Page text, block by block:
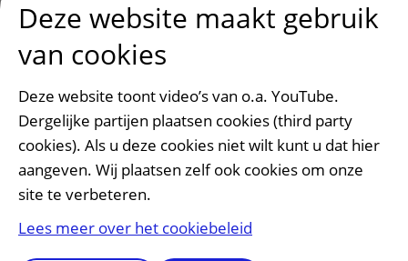
Research technologies
Verwijzers
Mijn patiënt verwijzen
Teleconsult aanvragen
Diagnostiek aanvragen
Zorgverlenersportaal
Service, contact en faciliteiten
Deze website maakt gebruik
van cookies
Deze website toont video’s van o.a. YouTube.
Dergelijke partijen plaatsen cookies (third party
cookies). Als u deze cookies niet wilt kunt u dat hier
aangeven. Wij plaatsen zelf ook cookies om onze
site te verbeteren.
Lees meer over het cookiebeleid